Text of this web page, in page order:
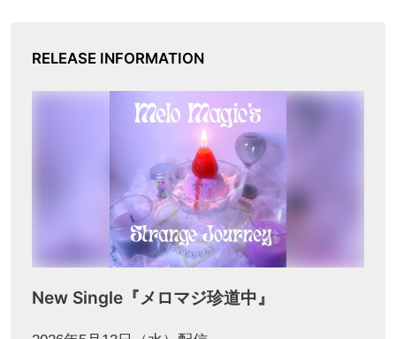
RELEASE INFORMATION
New Single『メロマジ珍道中』